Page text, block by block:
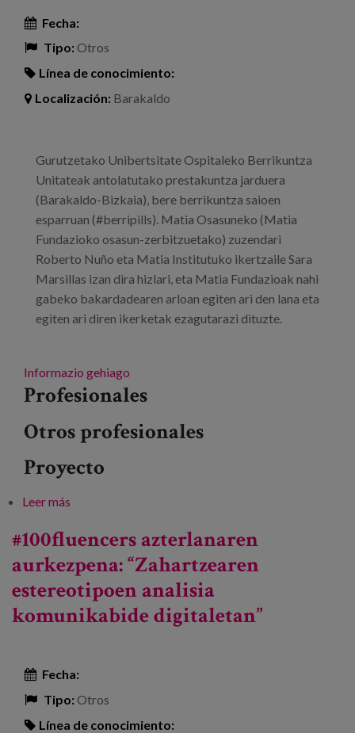
Fecha:
Tipo:Otros
Línea de conocimiento:
Localización: Barakaldo
Gurutzetako Unibertsitate Ospitaleko Berrikuntza
Unitateak antolatutako prestakuntza jarduera
(Barakaldo-Bizkaia), bere berrikuntza saioen
esparruan (#berripills). Matia Osasuneko (Matia
Fundazioko osasun-zerbitzuetako) zuzendari
Roberto Nuño eta Matia Institutuko ikertzaile Sara
Marsillas izan dira hizlari, eta Matia Fundazioak nahi
gabeko bakardadearen arloan egiten ari den lana eta
egiten ari diren ikerketak ezagutarazi dituzte.
Informazio gehiago
Profesionales
Otros profesionales
Proyecto
Leer más
#100fluencers azterlanaren
aurkezpena: “Zahartzearen
estereotipoen analisia
komunikabide digitaletan”
Fecha:
Tipo:Otros
Línea de conocimiento: